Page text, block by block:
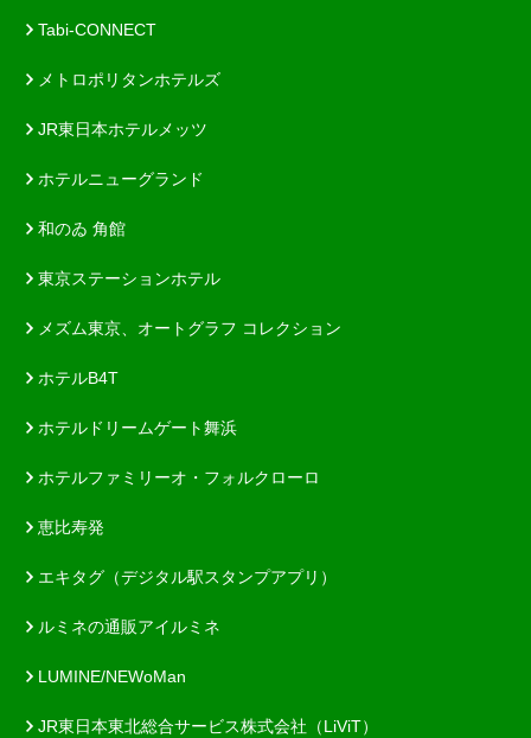
Tabi-CONNECT
メトロポリタンホテルズ
JR東日本ホテルメッツ
ホテルニューグランド
和のゐ 角館
東京ステーションホテル
メズム東京、オートグラフ コレクション
ホテルB4T
ホテルドリームゲート舞浜
ホテルファミリーオ・フォルクローロ
恵比寿発
エキタグ（デジタル駅スタンプアプリ）
ルミネの通販アイルミネ
LUMINE/NEWoMan
JR東日本東北総合サービス株式会社（LiViT）